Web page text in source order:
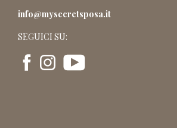
info@mysecretsposa.it
SEGUICI SU: